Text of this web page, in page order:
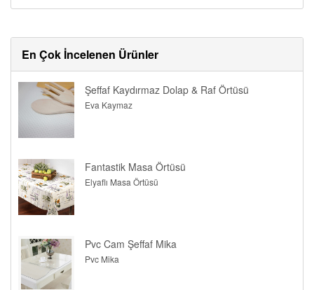
En Çok İncelenen Ürünler
Şeffaf Kaydırmaz Dolap & Raf Örtüsü
Eva Kaymaz
Fantastik Masa Örtüsü
Elyaflı Masa Örtüsü
Pvc Cam Şeffaf Mika
Pvc Mika